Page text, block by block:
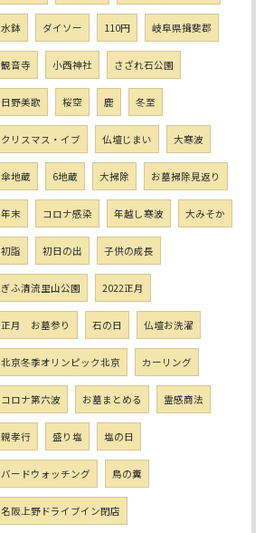
水鉢 ダイソー 110円 岐阜県揖斐郡
観音寺 小西神社 さざれ石公園
日野美歌 桜空 鹿 冬至
クリスマス・イブ 仏壇じまい 大寒波
傘地蔵 6地蔵 大掃除 お墓掃除見返り
年末 コロナ感染 年越し寒波 大みそか
初詣 初日の出 子供の成長
ぎふ清流里山公園 2022正月
正月 お墓参り 石の日 仏壇お洗濯
北京冬季オリンピック北京 カーリング
コロナ第六波 お墓まとめる 霊感商法
親孝行 盛り塩 塩の日
バードウォッチング 鳥の糞
名阪上野ドライブイン閉店